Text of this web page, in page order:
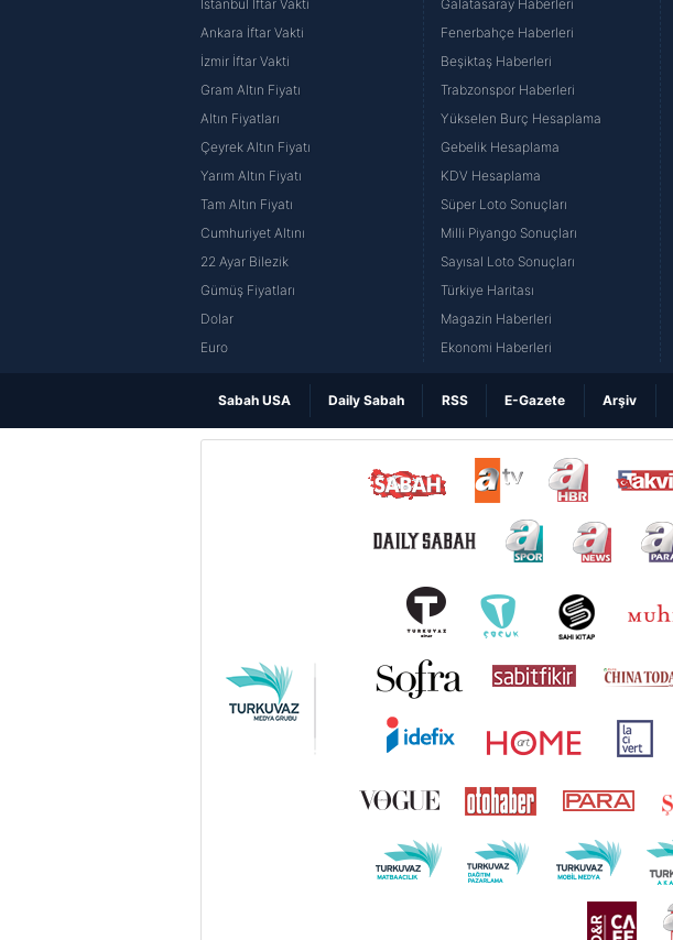
İstanbul İftar Vakti
Ankara İftar Vakti
İzmir İftar Vakti
Gram Altın Fiyatı
Altın Fiyatları
Çeyrek Altın Fiyatı
Yarım Altın Fiyatı
Tam Altın Fiyatı
Cumhuriyet Altını
22 Ayar Bilezik
Gümüş Fiyatları
Dolar
Euro
Galatasaray Haberleri
Fenerbahçe Haberleri
Beşiktaş Haberleri
Trabzonspor Haberleri
Yükselen Burç Hesaplama
Gebelik Hesaplama
KDV Hesaplama
Süper Loto Sonuçları
Milli Piyango Sonuçları
Sayısal Loto Sonuçları
Türkiye Haritası
Magazin Haberleri
Ekonomi Haberleri
Sabah USA Daily Sabah RSS E-Gazete Arşiv